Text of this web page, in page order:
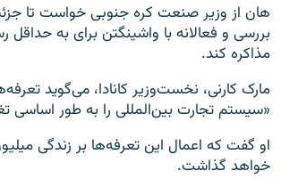
هان از وزیر صنعت کره جنوبی خواست تا
بررسی و فعالانه با واشینگتن برای به حداقل
مذاکره کند.
مارک کارنی، نخست‌وزیر کانادا، می‌گوید
«سیستم تجارت بین‌المللی را به طور اساسی
او گفت که اعمال این تعرفه‌ها بر زندگی
خواهد گذاشت.